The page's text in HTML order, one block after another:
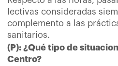
lectivas consideradas
complemento a las
sanitarios.
(P): ¿Qué tipo de
Centro?